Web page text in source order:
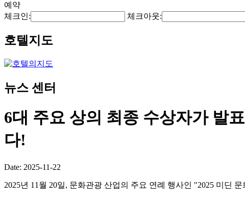
예약
체크인:
체크아웃:
호텔지도
뉴스 센터
6대 주요 상의 최종 수상자가 발
다!
Date: 2025-11-22
2025년 11월 20일, 문화관광 산업의 주요 연례 행사인 "2025 미딘